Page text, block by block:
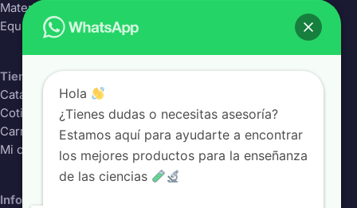
Material Plástico
Equipos de laboratorio
Tienda
Catálogo completo
Cotizador
Carrito
Mi cuenta
Información
Hola
¿Tienes dudas o necesitas asesoría?
Estamos aquí para ayudarte a encontrar
los mejores productos para la enseñanza
de las ciencias